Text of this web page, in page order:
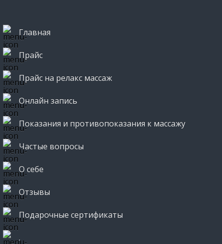
Главная
Прайс
Прайс на релакс массаж
Онлайн запись
Показания и противопоказания к массажу
Частые вопросы
О себе
Отзывы
Подарочные сертификаты
.